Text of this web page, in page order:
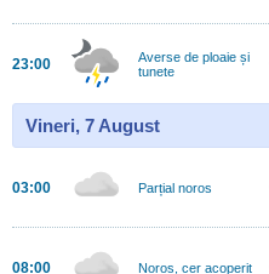
23:00
Averse de ploaie și
tunete
Vineri, 7 August
03:00 Parțial noros
08:00 Noros, cer acoperit